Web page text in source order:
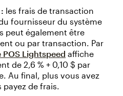
les frais de transaction
fournisseur du système
peut également être
ou par transaction. Par
POS Lightspeed affiche
de 2,6 % + 0,10 $ par
Au final, plus vous avez
de frais.